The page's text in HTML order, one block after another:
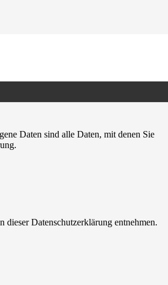
Daten sind alle Daten, mit denen Sie
Datenschutzerklärung entnehmen.